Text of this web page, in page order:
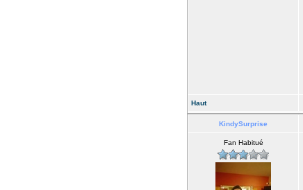
Haut
KindySurprise
Fan Habitué